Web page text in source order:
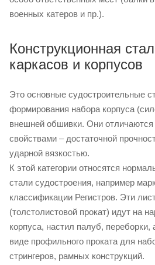
военных катеров и пр.).
Конструкционная
каркасов и корпусов
Это основные судостроительные
формирования набора корпуса
внешней обшивки. Они
свойствами – достаточной
ударной вязкостью.
К этой категории относятся
стали судостроения, например
классификации Регистров. Эти
(толстолистовой прокат) идут на
корпуса, настил палуб, переборки,
виде профильного проката для
стрингеров, рамных конструкций.